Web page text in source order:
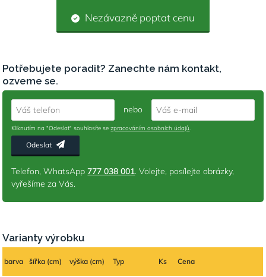
Nezávazně poptat cenu
Potřebujete poradit? Zanechte nám kontakt,
ozveme se.
Váš telefon nebo Váš e-mail
Kliknutím na "Odeslat" souhlasíte sezpracováním osobních údajů.
Odeslat
Telefon, WhatsApp777 038 001. Volejte, posílejte obrázky,
vyřešíme za Vás.
Varianty výrobku
barva šířka (cm) výška (cm) Typ Ks Cena